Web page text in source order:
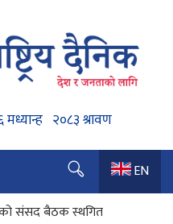
EN
संसद बैठक स्थगित